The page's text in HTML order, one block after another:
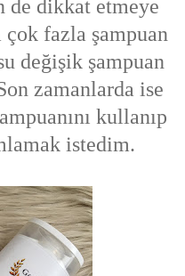
de dikkat etmeye
çok fazla şampuan
değişik şampuan
zamanlarda ise
kullanıp
istedim.